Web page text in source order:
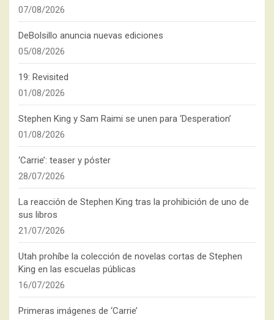
07/08/2026
DeBolsillo anuncia nuevas ediciones
05/08/2026
19: Revisited
01/08/2026
Stephen King y Sam Raimi se unen para ‘Desperation’
01/08/2026
‘Carrie’: teaser y póster
28/07/2026
La reacción de Stephen King tras la prohibición de uno de
sus libros
21/07/2026
Utah prohíbe la colección de novelas cortas de Stephen
King en las escuelas públicas
16/07/2026
Primeras imágenes de ‘Carrie’